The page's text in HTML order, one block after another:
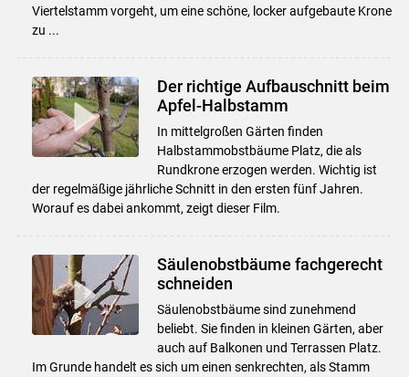
Viertelstamm vorgeht, um eine schöne, locker aufgebaute Krone
zu ...
Der richtige Aufbauschnitt beim
Apfel-Halbstamm
In mittelgroßen Gärten finden
Halbstammobstbäume Platz, die als
Rundkrone erzogen werden. Wichtig ist
der regelmäßige jährliche Schnitt in den ersten fünf Jahren.
Worauf es dabei ankommt, zeigt dieser Film.
Säulenobstbäume fachgerecht
schneiden
Säulenobstbäume sind zunehmend
beliebt. Sie finden in kleinen Gärten, aber
auch auf Balkonen und Terrassen Platz.
Im Grunde handelt es sich um einen senkrechten, als Stamm